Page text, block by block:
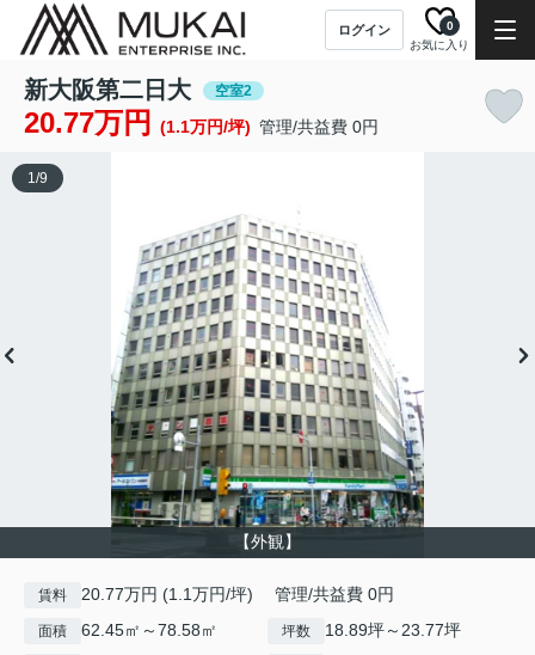
ログイン
お気に入り
0
新大阪第二日大 空室2
20.77万円 (1.1万円/坪) 管理/共益費 0円
【外観】
1/9
賃料 20.77万円 (1.1万円/坪) 管理/共益費 0円
面積 62.45㎡～78.58㎡ 坪数 18.89坪～23.77坪